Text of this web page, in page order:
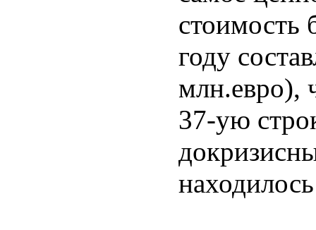
стоимость
году
млн.евро),
37-ую